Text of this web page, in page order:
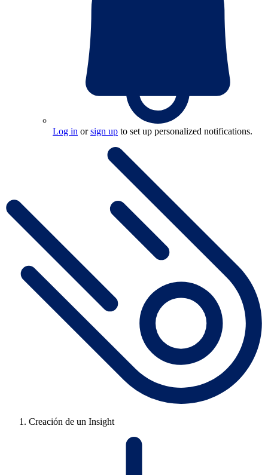
Log in orsign up to set up personalized notifications.
Creación de un Insight